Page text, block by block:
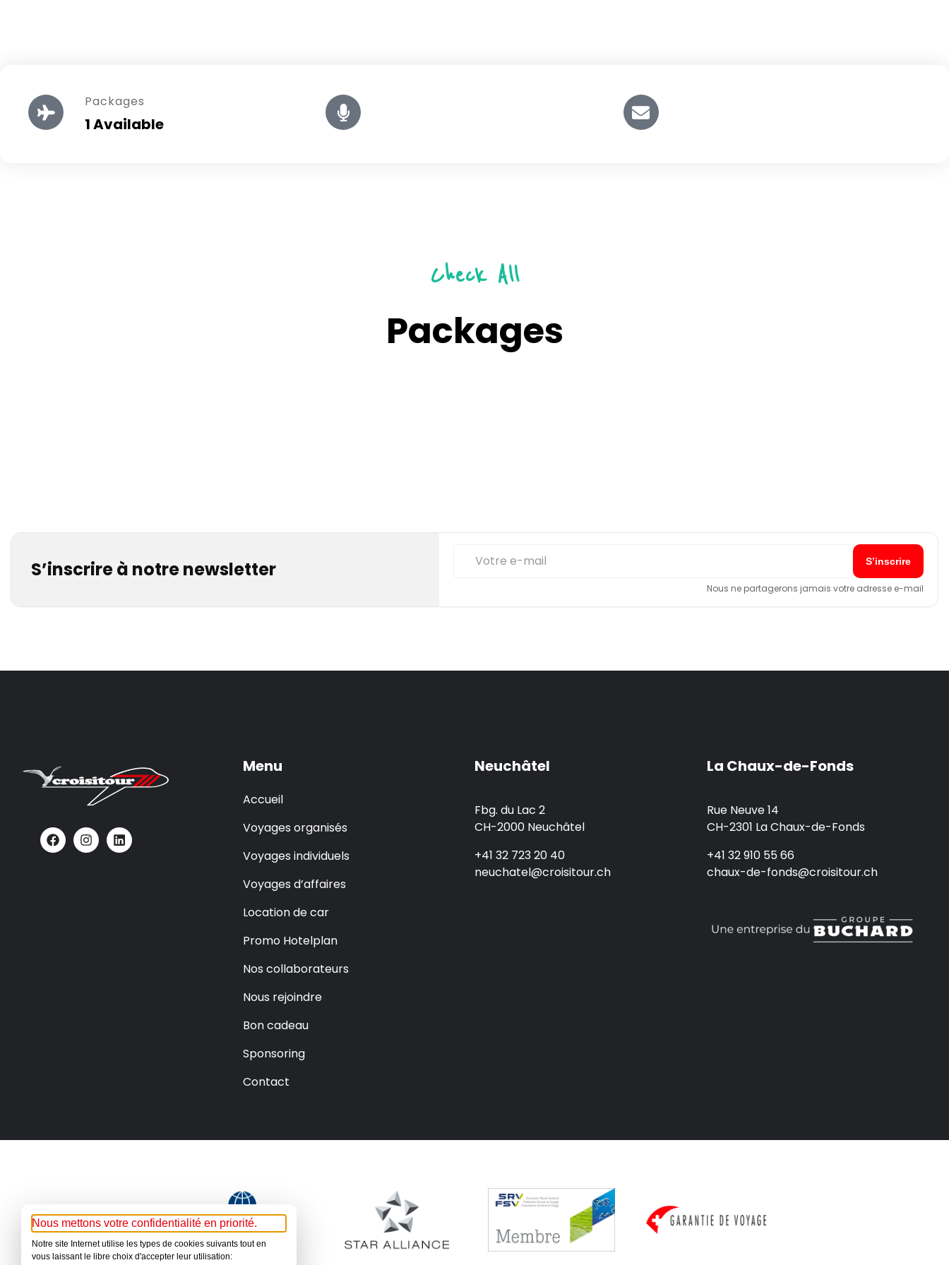
Packages
1 Available
Check All
Packages
S’inscrire à notre newsletter
Nous ne partagerons jamais votre adresse e-mail
Menu
Accueil
Voyages organisés
Voyages individuels
Voyages d’affaires
Location de car
Promo Hotelplan
Nos collaborateurs
Nous rejoindre
Bon cadeau
Sponsoring
Contact
Neuchâtel
Fbg. du Lac 2
CH-2000 Neuchâtel
+41 32 723 20 40
neuchatel@croisitour.ch
La Chaux-de-Fonds
Rue Neuve 14
CH-2301 La Chaux-de-Fonds
+41 32 910 55 66
chaux-de-fonds@croisitour.ch
Nous mettons votre confidentialité en priorité.
Notre site Internet utilise les types de cookies suivants tout en
vous laissant le libre choix d'accepter leur utilisation: